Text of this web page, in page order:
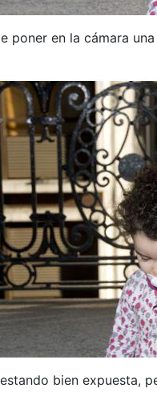
poner en la cámara
bien expuesta,